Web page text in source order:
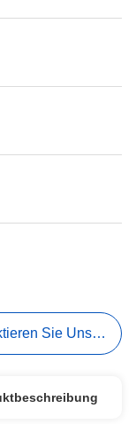
Sie Uns Jetzt